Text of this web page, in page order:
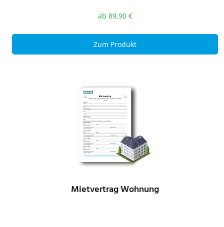
ab 89,90 €
Zum Produkt
Mietvertrag Wohnung